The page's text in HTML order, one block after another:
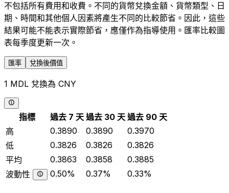
不包括所有費用和收費。不同的貨幣兌換金額、貨幣類型、日
期、時間和其他個人因素將產生不同的比較節省。因此，這些
結果可能不能表示實際節省，應僅作為指導使用。匯率比較圖
表每季度更新一次。
匯率 兌換後價值
1 MDL 兌換為 CNY
指標 過去 7 天 過去 30 天 過去 90 天
高
0.3890 0.3890
0.3970
低
0.3826 0.3826
0.3826
平均
0.3863 0.3858
0.3885
波動性
0.50% 0.37% 0.33%